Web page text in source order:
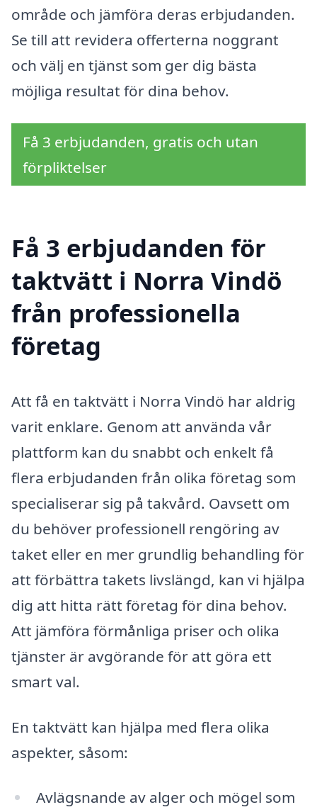
område och jämföra deras erbjudanden.
Se till att revidera offerterna noggrant
och välj en tjänst som ger dig bästa
möjliga resultat för dina behov.
Få 3 erbjudanden, gratis och utan
förpliktelser
Få 3 erbjudanden för
taktvätt i Norra Vindö
från professionella
företag
Att få en taktvätt i Norra Vindö har aldrig
varit enklare. Genom att använda vår
plattform kan du snabbt och enkelt få
flera erbjudanden från olika företag som
specialiserar sig på takvård. Oavsett om
du behöver professionell rengöring av
taket eller en mer grundlig behandling för
att förbättra takets livslängd, kan vi hjälpa
dig att hitta rätt företag för dina behov.
Att jämföra förmånliga priser och olika
tjänster är avgörande för att göra ett
smart val.
En taktvätt kan hjälpa med flera olika
aspekter, såsom:
Avlägsnande av alger och mögel som